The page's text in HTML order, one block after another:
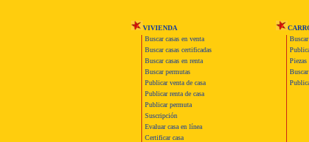
VIVIENDA
Buscar casas en venta
Buscar casas certificadas
Buscar casas en renta
Buscar permutas
Publicar venta de casa
Publicar renta de casa
Publicar permuta
Suscripción
Evaluar casa en línea
Certificar casa
Piezas